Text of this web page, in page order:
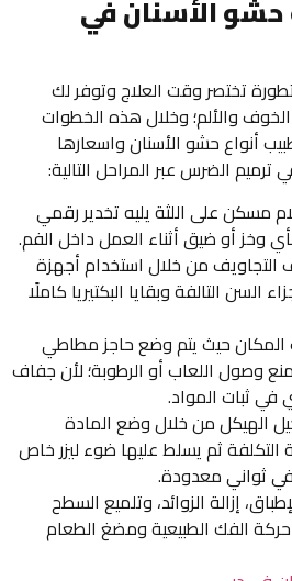
الأسنان في
تختصر وقت العلاج وتوفر لك
والألم؛ وخلال هذه الخطوات
أنواع حشو الأسنان واسعارها
ترميم الضرس عبر المراحل التالية:
مسكن على اللثة يليه تخدير رقمي
وخز أو ضيق أثناء العمل داخل الفم.
التجاويف من خلال استخدام أجهزة
السن التالفة وبقايا البكتيريا كاملًا
حيث يتم وضع حاجز مطاطي
وصول اللعاب أو الرطوبة؛ لأن جفاف
ثبات المواد.
الهيكل من خلال وضع المادة
التكلفة ثم يسلط عليها ضوء ليزر خاص
ثواني معدودة.
إزالة الزوائد، وتلميع السطح
حركة الفك الطبيعية ومضغ الطعام